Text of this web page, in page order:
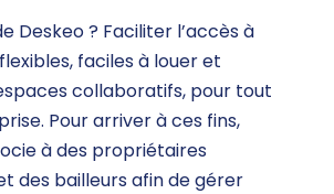
Deskeo ? Faciliter l’accès à
faciles à louer et
collaboratifs, pour tout
Pour arriver à ces fins,
à des propriétaires
des bailleurs afin de gérer